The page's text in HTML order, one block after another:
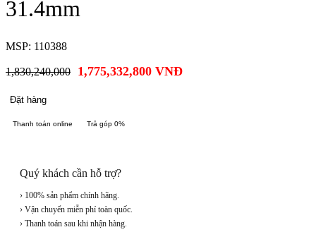
31.4mm
MSP: 110388
1,830,240,000 1,775,332,800 VNĐ
Đặt hàng
Thanh toán online Trả góp 0%
Quý khách cần hỗ trợ?
› 100% sản phẩm chính hãng.
› Vận chuyển miễn phí toàn quốc.
› Thanh toán sau khi nhận hàng.